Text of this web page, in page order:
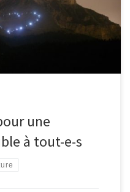
Naturel de la Chartreuse,
ainsi […]
une
à tout-e-s